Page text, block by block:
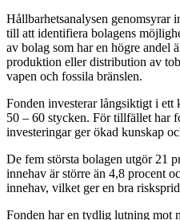
Hållbarhetsanalysen genomsyrar
till att identifiera bolagens
av bolag som har en högre andel
produktion eller distribution av
vapen och fossila bränslen.
Fonden investerar långsiktigt i ett
50 – 60 stycken. För tillfället har
investeringar ger ökad kunskap
De fem största bolagen utgör 21
innehav är större än 4,8 procent
innehav, vilket ger en bra
Fonden har en tydlig lutning mot